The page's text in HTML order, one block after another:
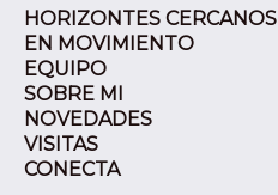
Italia
Marruecos
Mexico
Portugal
Reino Unido
Republica Dominicana
Tailandia
HORIZONTES CERCANOS
Artajona (Navarra)
Soria
Burgo de Osma (Soria)
Cehegin (Murcia)
Cuenca
Ciudad Encantada (Cuenca)
EN MOVIMIENTO
EQUIPO
SOBRE MI
NOVEDADES
VISITAS
CONECTA